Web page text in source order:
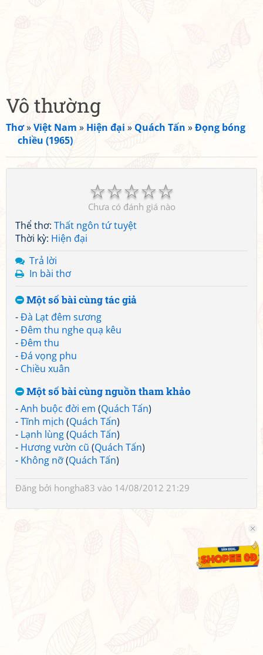
Vô thường
Thơ»Việt Nam » Hiện đại » Quách Tấn »Đọng bóng
chiều (1965)
☆
☆
☆
☆
☆
Chưa có đánh giá nào
Thể thơ: Thất ngôn tứ tuyệt
Thời kỳ: Hiện đại
Trả lời
In bài thơ
Một số bài cùng tác giả
-Đà Lạt đêm sương
-Đêm thu nghe quạ kêu
-Đêm thu
-Đá vọng phu
- Chiều xuân
Một số bài cùng nguồn tham khảo
-Anh buộc đời em (Quách Tấn)
-Tĩnh mịch (Quách Tấn)
- Lạnh lùng(Quách Tấn)
- Hương vườn cũ (Quách Tấn)
- Không nỡ(Quách Tấn)
Đăng bởi hongha83 vào 14/08/2012 21:29